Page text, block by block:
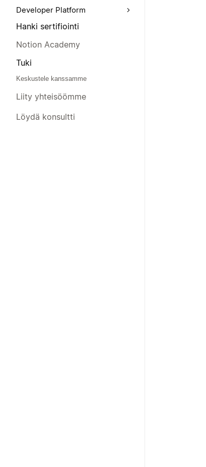
Developer Platform
Hanki sertifiointi
Notion Academy
Tuki
Keskustele kanssamme
Liity yhteisöömme
Löydä konsultti